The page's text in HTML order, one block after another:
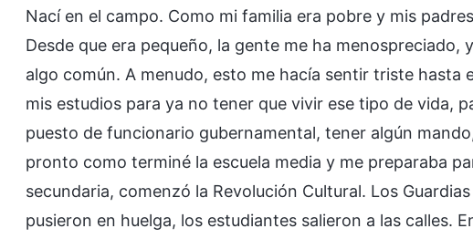
Nací en el campo. Como mi familia era pobre y mis
Desde que era pequeño, la gente me ha
algo común. A menudo, esto me hacía sentir triste hasta
mis estudios para ya no tener que vivir ese tipo de vida,
puesto de funcionario gubernamental, tener algún
pronto como terminé la escuela media y me preparaba
secundaria, comenzó la Revolución Cultural. Los
pusieron en huelga, los estudiantes salieron a las calles.